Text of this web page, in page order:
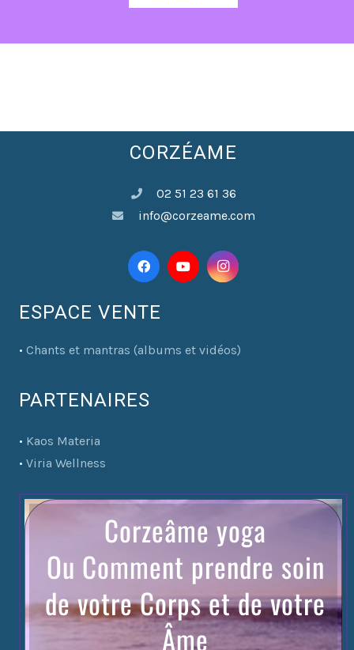
CORZÉAME
02 51 23 61 36
info@corzeame.com
ESPACE VENTE
• Chants et mantras (albums et vidéos)
PARTENAIRES
• Kaos Materia
• Viria Wellness